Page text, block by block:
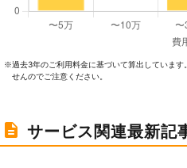
※過去3年のご利⽤料⾦に基づいて算出していま
せんのでご注意ください。
サービス関連最新記